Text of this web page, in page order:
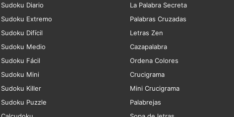
Sudoku Diario
Sudoku Extremo
Sudoku Difícil
Sudoku Medio
Sudoku Fácil
Sudoku Mini
Sudoku Killer
Sudoku Puzzle
La Palabra Secreta
Palabras Cruzadas
Letras Zen
Cazapalabra
Ordena Colores
Crucigrama
Mini Crucigrama
Palabrejas